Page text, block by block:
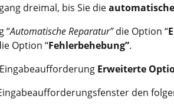
dreimal, bis Sie dieautomatische
“Automatische Reparatur”die Option “
Option “Fehlerbehebung”.
Erweiterte
den